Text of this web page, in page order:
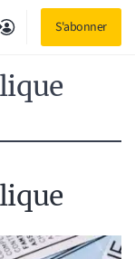
S'abonner